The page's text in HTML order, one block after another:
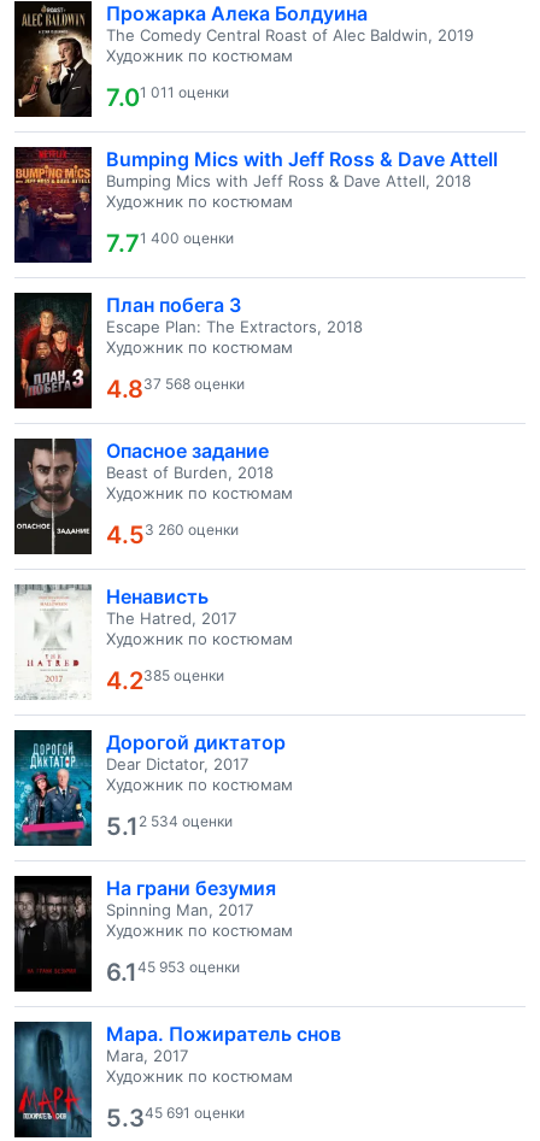
Прожарка Алека Болдуина
The Comedy Central Roast of Alec Baldwin, 2019
Художник по костюмам
7.01 011 оценки
Bumping Mics with Jeff Ross & Dave Attell
Bumping Mics with Jeff Ross & Dave Attell, 2018
Художник по костюмам
7.71 400 оценки
План побега 3
Escape Plan: The Extractors, 2018
Художник по костюмам
4.837 568 оценки
Опасное задание
Beast of Burden, 2018
Художник по костюмам
4.53 260 оценки
Ненависть
The Hatred, 2017
Художник по костюмам
4.2385 оценки
Дорогой диктатор
Dear Dictator, 2017
Художник по костюмам
5.1 2 534 оценки
На грани безумия
Spinning Man, 2017
Художник по костюмам
6.145 953 оценки
Мара. Пожиратель снов
Mara, 2017
Художник по костюмам
5.345 691 оценки